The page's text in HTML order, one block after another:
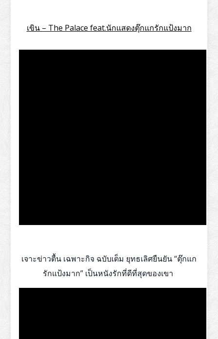
เขิน – The Palace feat.นักแสดงตุ๊กแกรักแป้งมาก
เจาะข่าวตื้น เฉพาะกิจ ฉบับเต็ม ยุทธเลิศยืนยัน “ตุ๊กแก
รักแป้งมาก” เป็นหนังรักที่ดีที่สุดของเขา